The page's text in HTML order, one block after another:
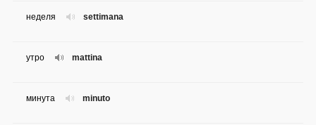
settimana
неделя
mattina
утро
minuto
минута